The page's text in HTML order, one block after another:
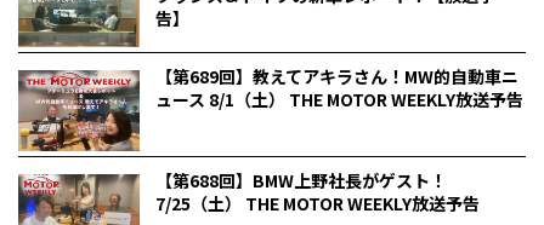
告】
【第689回】教えてアキラさん！MW的自動車ニ
ュース 8/1（土） THE MOTOR WEEKLY放送予告
【第688回】BMW上野社長がゲスト！
7/25（土） THE MOTOR WEEKLY放送予告